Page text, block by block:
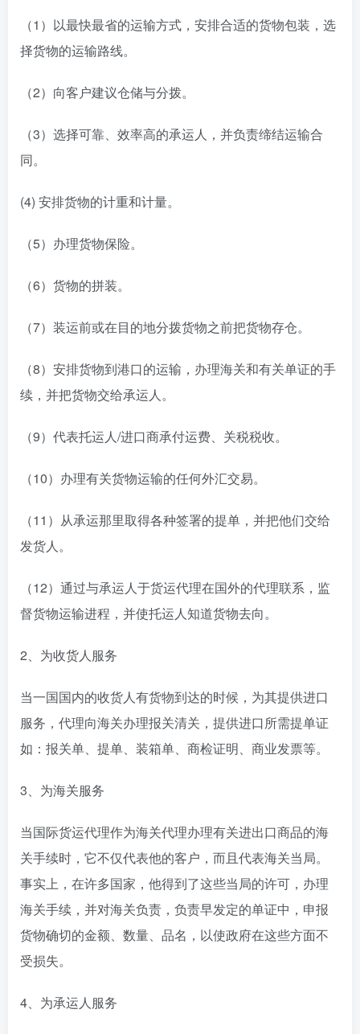
（1）以最快最省的运输方式，安排合适的货物包装，选
择货物的运输路线。
（2）向客户建议仓储与分拨。
（3）选择可靠、效率高的承运人，并负责缔结运输合
同。
(4) 安排货物的计重和计量。
（5）办理货物保险。
（6）货物的拼装。
（7）装运前或在目的地分拨货物之前把货物存仓。
（8）安排货物到港口的运输，办理海关和有关单证的手
续，并把货物交给承运人。
（9）代表托运人/进口商承付运费、关税税收。
（10）办理有关货物运输的任何外汇交易。
（11）从承运那里取得各种签署的提单，并把他们交给
发货人。
（12）通过与承运人于货运代理在国外的代理联系，监
督货物运输进程，并使托运人知道货物去向。
2、为收货人服务
当一国国内的收货人有货物到达的时候，为其提供进口
服务，代理向海关办理报关清关，提供进口所需提单证
如：报关单、提单、装箱单、商检证明、商业发票等。
3、为海关服务
当国际货运代理作为海关代理办理有关进出口商品的海
关手续时，它不仅代表他的客户，而且代表海关当局。
事实上，在许多国家，他得到了这些当局的许可，办理
海关手续，并对海关负责，负责早发定的单证中，申报
货物确切的金额、数量、品名，以使政府在这些方面不
受损失。
4、为承运人服务